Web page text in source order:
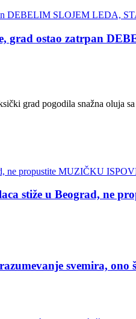
ostao zatrpan
grad pogodila snažna oluja
stiže u Beograd, ne
svemira, ono